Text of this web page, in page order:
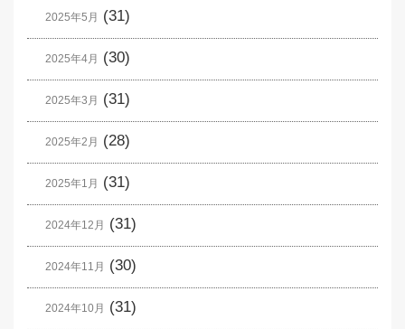
2025年5月 (31)
2025年4月 (30)
2025年3月 (31)
2025年2月 (28)
2025年1月 (31)
2024年12月 (31)
2024年11月 (30)
2024年10月 (31)